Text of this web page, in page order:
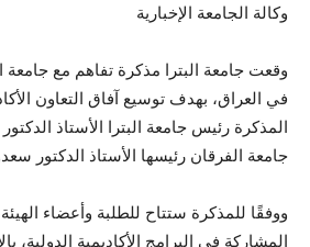
وكالة الجامعة الإخبارية
وقعت جامعة البترا مذكرة تفاهم مع
في العراق، بهدف توسيع آفاق التعاون
المذكرة رئيس جامعة البترا الأستاذ
جامعة الفرقان رئيسها الأستاذ الدكتور
ووفقًا للمذكرة ستتاح للطلبة وأعضاء
المشاركة في البرامج الأكاديمية الدولية،